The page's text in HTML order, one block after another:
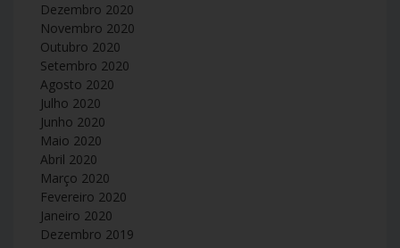
Dezembro 2020
Novembro 2020
Outubro 2020
Setembro 2020
Agosto 2020
Julho 2020
Junho 2020
Maio 2020
Abril 2020
Março 2020
Fevereiro 2020
Janeiro 2020
Dezembro 2019